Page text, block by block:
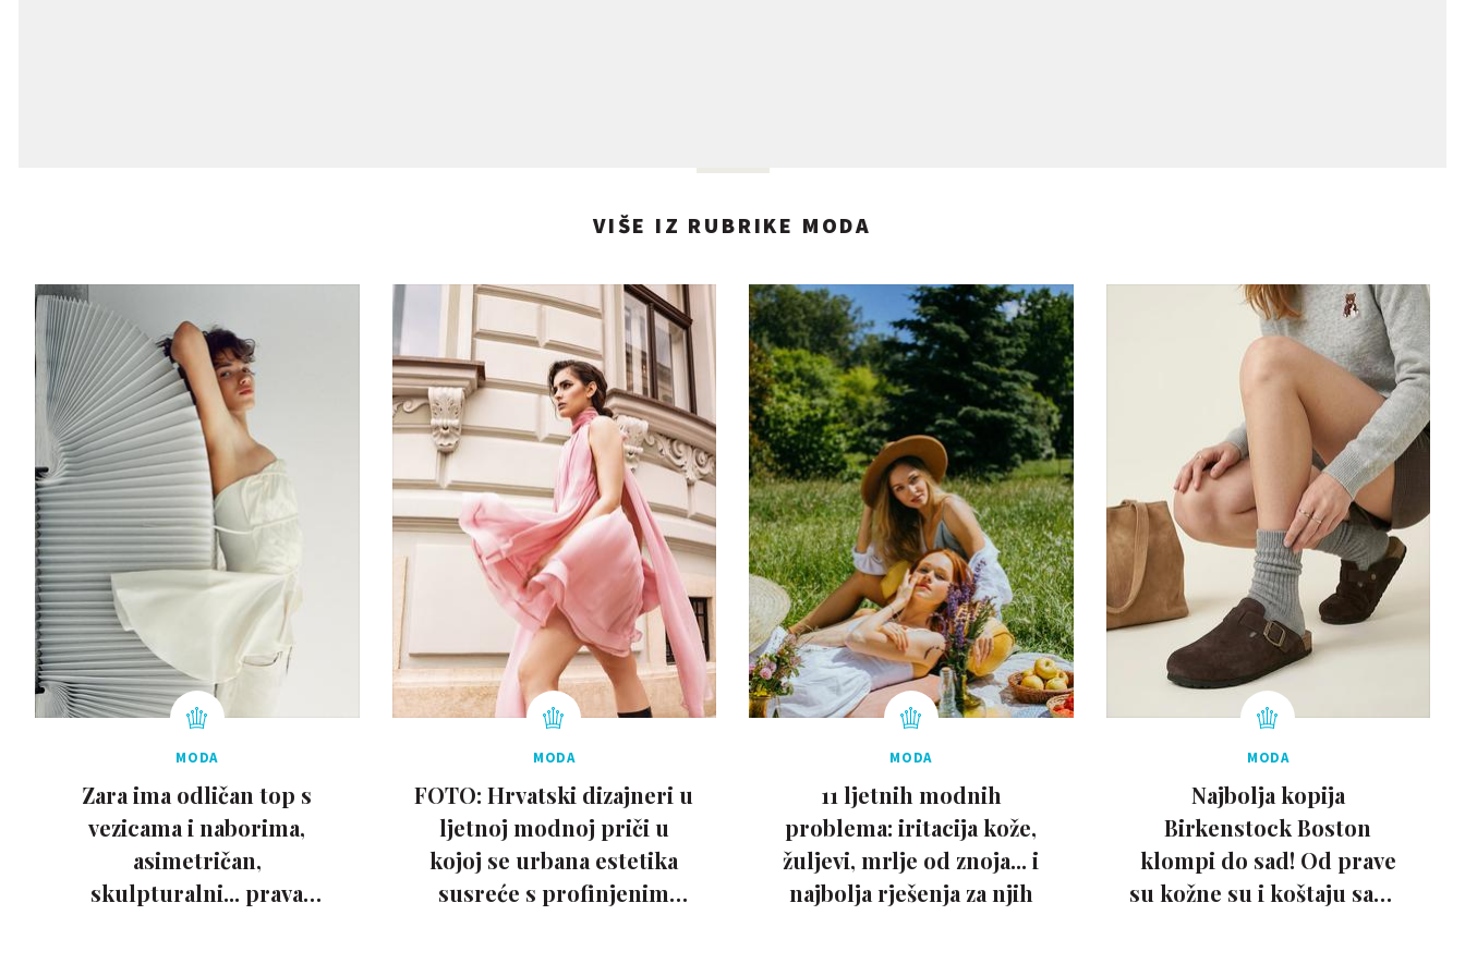
VIŠE IZ RUBRIKE MODA
MODA
Zara ima odličan top s
vezicama i naborima,
asimetričan,
skulpturalni... prava
MODA
FOTO: Hrvatski dizajneri u
ljetnoj modnoj priči u
kojoj se urbana estetika
susreće s profinjenim
MODA
11 ljetnih modnih
problema: iritacija kože,
žuljevi, mrlje od znoja... i
najbolja rješenja za njih
MODA
Najbolja kopija
Birkenstock Boston
klompi do sad! Od prave
su kožne su i koštaju samo